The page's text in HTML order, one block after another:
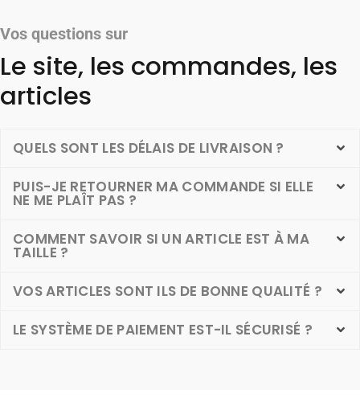
Vos questions sur
Le site, les commandes, les
articles
QUELS SONT LES DÉLAIS DE LIVRAISON ?
PUIS-JE RETOURNER MA COMMANDE SI ELLE
NE ME PLAÎT PAS ?
COMMENT SAVOIR SI UN ARTICLE EST À MA
TAILLE ?
VOS ARTICLES SONT ILS DE BONNE QUALITÉ ?
LE SYSTÈME DE PAIEMENT EST-IL SÉCURISÉ ?